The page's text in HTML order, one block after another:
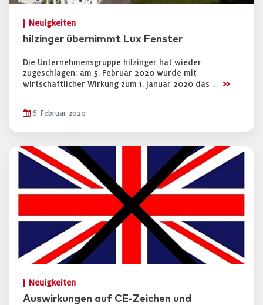
Neuigkeiten
hilzinger übernimmt Lux Fenster
Die Unternehmensgruppe hilzinger hat wieder
zugeschlagen: am 5. Februar 2020 wurde mit
wirtschaftlicher Wirkung zum 1. Januar 2020 das … >>
6. Februar 2020
Neuigkeiten
Auswirkungen auf CE-Zeichen und